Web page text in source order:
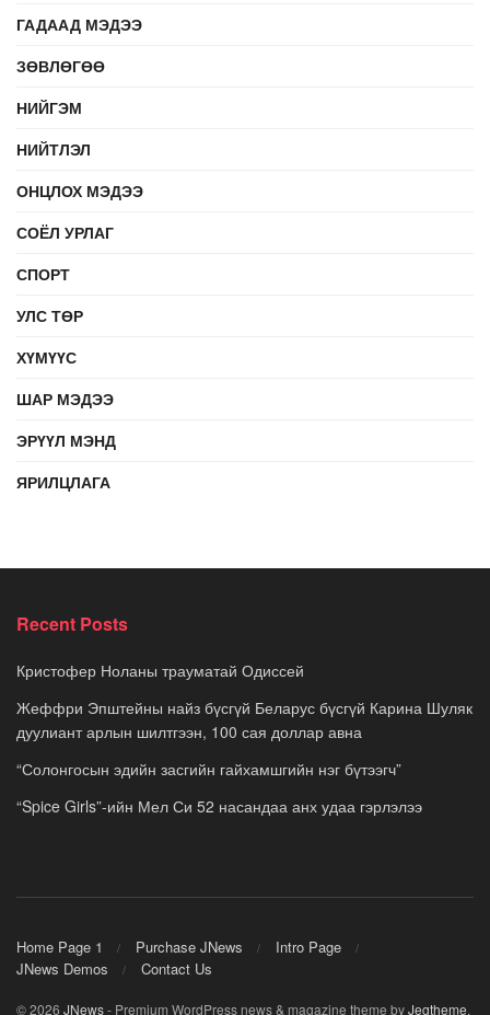
ГАДААД МЭДЭЭ
ЗӨВЛӨГӨӨ
НИЙГЭМ
НИЙТЛЭЛ
ОНЦЛОХ МЭДЭЭ
СОЁЛ УРЛАГ
СПОРТ
УЛС ТӨР
ХҮМҮҮС
ШАР МЭДЭЭ
ЭРҮҮЛ МЭНД
ЯРИЛЦЛАГА
Recent Posts
Кристофер Ноланы трауматай Одиссей
Жеффри Эпштейны найз бүсгүй Беларус бүсгүй Карина Шуляк
дуулиант арлын шилтгээн, 100 сая доллар авна
“Солонгосын эдийн засгийн гайхамшгийн нэг бүтээгч”
“Spice Girls”-ийн Мел Си 52 насандаа анх удаа гэрлэлээ
Home Page 1 Purchase JNews
Intro Page
JNews Demos
Contact Us
© 2026 JNews- Premium WordPress news & magazine theme byJegtheme.